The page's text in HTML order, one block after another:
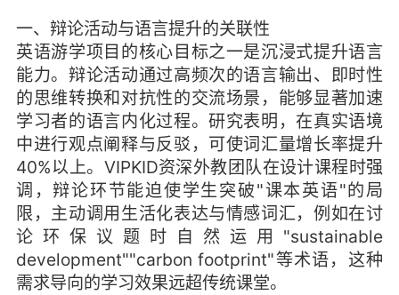
一、辩论活动与语言提升的关联性
英语游学项目的核心目标之一是沉浸式提升语言
能力。辩论活动通过高频次的语言输出、即时性
的思维转换和对抗性的交流场景，能够显著加速
学习者的语言内化过程。研究表明，在真实语境
中进行观点阐释与反驳，可使词汇量增长率提升
40%以上。VIPKID资深外教团队在设计课程时强
调，辩论环节能迫使学生突破"课本英语"的局
限，主动调用生活化表达与情感词汇，例如在讨
论环保议题时自然运用"sustainable
development""carbon footprint"等术语，这种
需求导向的学习效果远超传统课堂。